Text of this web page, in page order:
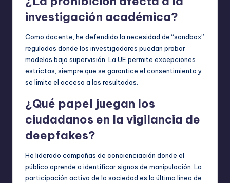
investigación académica?
Como docente, he defendido la necesidad de “sandbox”
regulados donde los investigadores puedan probar
modelos bajo supervisión. La UE permite excepciones
estrictas, siempre que se garantice el consentimiento y
se limite el acceso a los resultados.
¿Qué papel juegan los
ciudadanos en la vigilancia de
deepfakes?
He liderado campañas de concienciación donde el
público aprende a identificar signos de manipulación. La
participación activa de la sociedad es la última línea de